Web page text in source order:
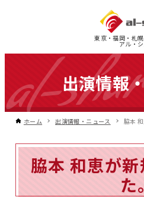
東京・福岡・札
アル・
出演情報
ホーム 出演情報・ニュース 脇本
脇本 和恵が
た。